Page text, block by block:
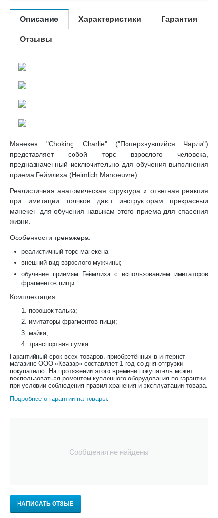
Описание Характеристики Гарантия
Отзывы
Манекен "Choking Charlie" ("Поперхнувшийся Чарли")
представляет собой торс взрослого человека,
предназначенный исключительно для обучения выполнения
приема Геймлиха (Heimlich Manoeuvre).
Реалистичная анатомическая структура и ответная реакция
при имитации толчков дают инструкторам прекрасный
манекен для обучения навыкам этого приема для спасения
жизни.
Особенности тренажера:
реалистичный торс манекена;
внешний вид взрослого мужчины;
обучение приемам Геймлиха с использованием имитаторов
фрагментов пищи.
Комплектация:
порошок талька;
имитаторы фрагментов пищи;
майка;
транспортная сумка.
Гарантийный срок всех товаров, приобретённых в интернет-
магазине ООО «Квазар» составляет 1 год со дня отгрузки
покупателю. На протяжении этого времени покупатель может
воспользоваться ремонтом купленного оборудования по гарантии
при условии соблюдения правил хранения и эксплуатации товара.
Подробнее о гарантии на товары
Сообщения не найдены
НАПИСАТЬ ОТЗЫВ